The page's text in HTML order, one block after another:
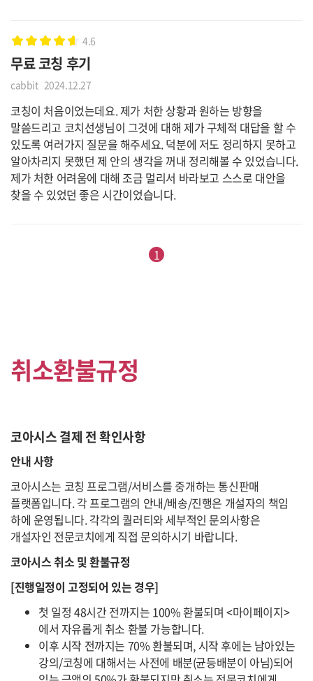
4.6
무료 코칭 후기
cabbit 2024.12.27
코칭이 처음이었는데요. 제가 처한 상황과 원하는 방향을
말씀드리고 코치선생님이 그것에 대해 제가 구체적 대답을 할 수
있도록 여러가지 질문을 해주세요. 덕분에 저도 정리하지 못하고
알아차리지 못했던 제 안의 생각을 꺼내 정리해볼 수 있었습니다.
제가 처한 어려움에 대해 조금 멀리서 바라보고 스스로 대안을
찾을 수 있었던 좋은 시간이었습니다.
1
취소환불규정
코아시스 결제 전 확인사항
안내 사항
코아시스는 코칭 프로그램/서비스를 중개하는 통신판매
플랫폼입니다. 각 프로그램의 안내/배송/진행은 개설자의 책임
하에 운영됩니다. 각각의 퀄러티와 세부적인 문의사항은
개설자인 전문코치에게 직접 문의하시기 바랍니다.
코아시스 취소 및 환불규정
[진행일정이 고정되어 있는 경우]
첫 일정 48시간 전까지는 100% 환불되며 <마이페이지>
에서 자유롭게 취소 환불 가능합니다.
이후 시작 전까지는 70% 환불되며, 시작 후에는 남아있는
강의/코칭에 대해서는 사전에 배분(균등배분이 아님)되어